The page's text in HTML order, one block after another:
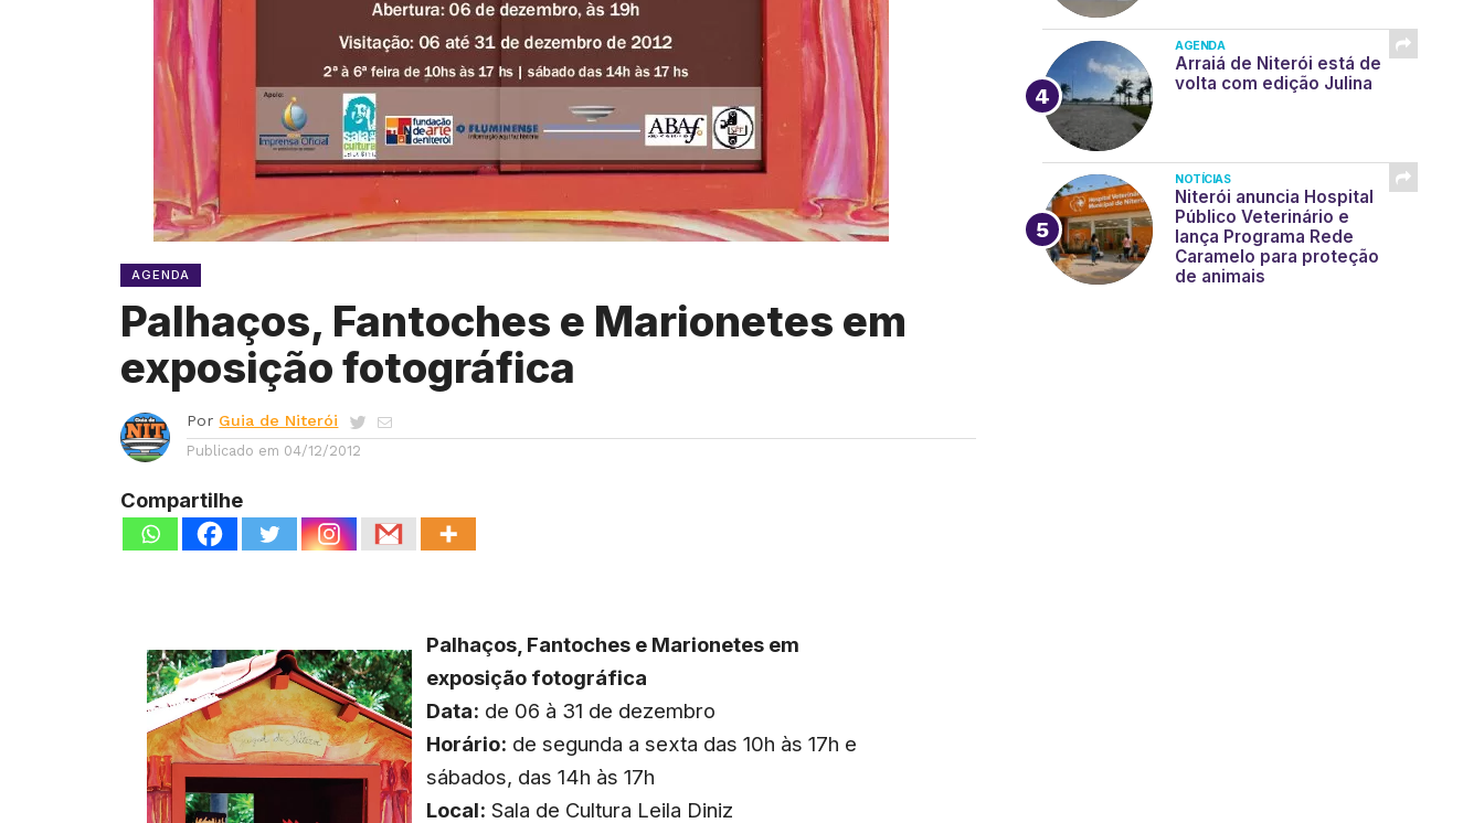
AGENDA
Palhaços, Fantoches e Marionetes em
exposição fotográfica
Por Guia de Niterói
Publicado em 04/12/2012
Compartilhe
Palhaços, Fantoches e Marionetes em
exposição fotográfica
Data: de 06 à 31 de dezembro
Horário: de segunda a sexta das 10h às 17h e
sábados, das 14h às 17h
Local: Sala de Cultura Leila Diniz
AGENDA
Arraiá de Niterói está de
volta com edição Julina
NOTÍCIAS
Niterói anuncia Hospital
Público Veterinário e
lança Programa Rede
Caramelo para proteção
de animais